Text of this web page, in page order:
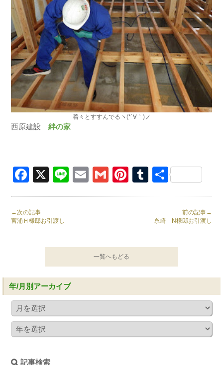
着々とすすんでるヽ(*´∀｀)ノ
西原建設 絆の家
Facebook
X LineEmailGmailPinterest
Tumblr
共
前の記事→
糸崎 N様邸お引渡し
←次の記事
宮浦Ｈ様邸お引渡し
一覧へもどる
年/月別アーカイブ
記事検索